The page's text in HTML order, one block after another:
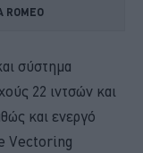
ROMEO
σύστημα
22 ιντσών και
και ενεργό
Vectoring